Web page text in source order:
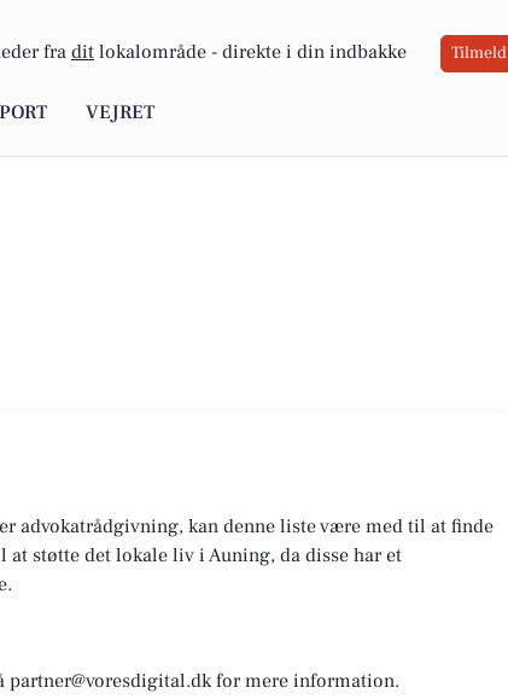
fra dit lokalområde - direkte i din indbakke Tilmeld
VEJRET
advokatrådgivning, kan denne liste være med til at finde
støtte det lokale liv i Auning, da disse har et
partner@voresdigital.dk for mere information.